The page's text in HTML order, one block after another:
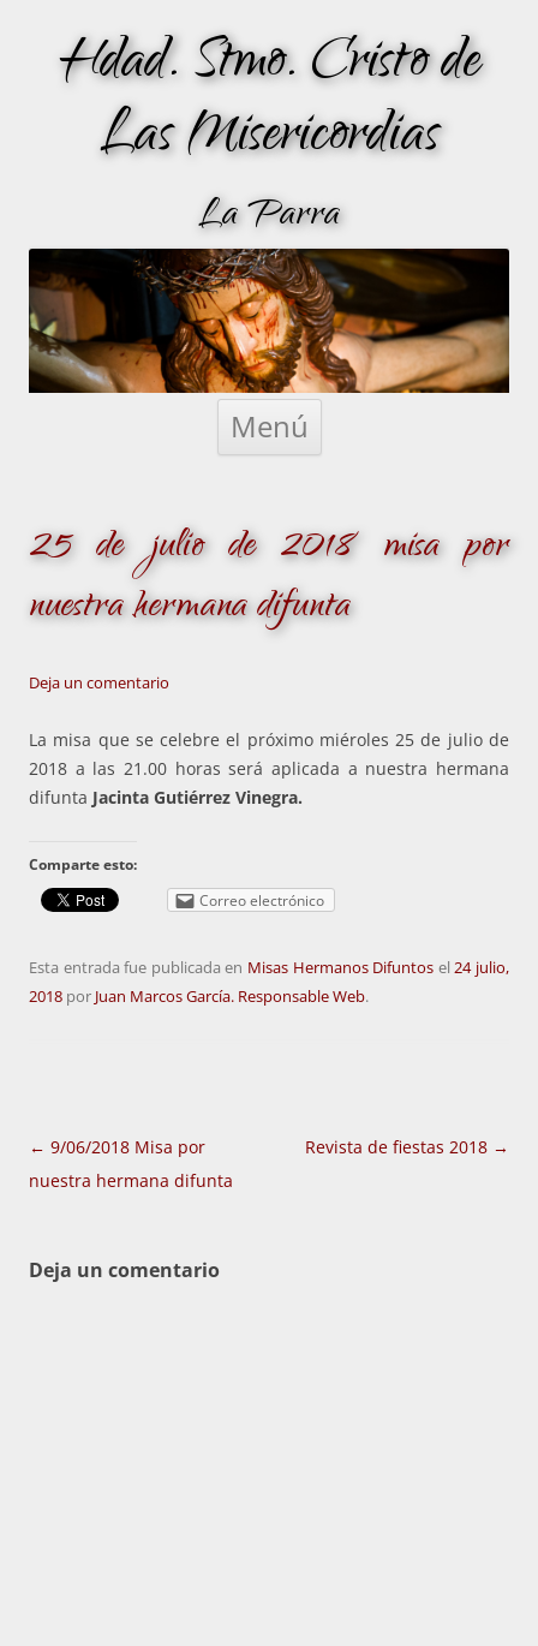
Hdad. Stmo. Cristo de
Las Misericordias
La Parra
Menú
Saltar
25 de julio de 2018 misa por
nuestra hermana difunta
Deja un comentario
La misa que se celebre el próximo miéroles 25 de julio de
2018 a las 21.00 horas será aplicada a nuestra hermana
difunta Jacinta Gutiérrez Vinegra.
Comparte esto:
Correo electrónico
Esta entrada fue publicada en Misas Hermanos Difuntos el24 julio,
2018 por Juan Marcos García. Responsable Web.
Navegación
de
← 9/06/2018 Misa por
nuestra hermana difunta
Revista de fiestas 2018 →
Deja un comentario